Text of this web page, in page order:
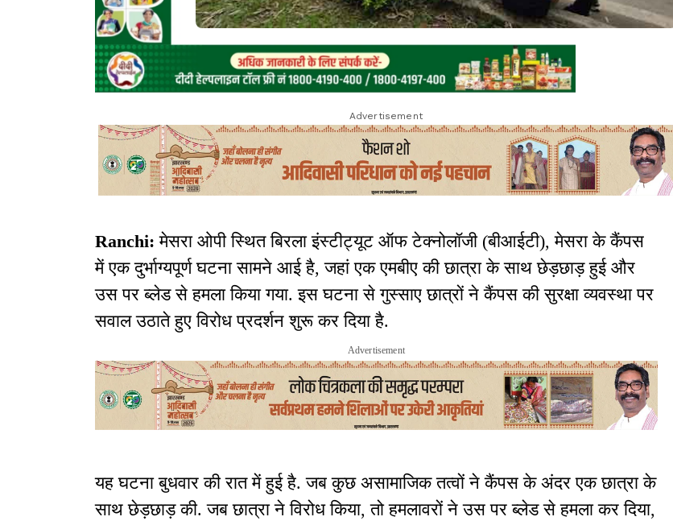
Advertisement
Ranchi: मेसरा ओपी स्थित बिरला इंस्टीट्यूट ऑफ टेक्नोलॉजी (बीआईटी), मेसरा के कैंपस
में एक दुर्भाग्यपूर्ण घटना सामने आई है, जहां एक एमबीए की छात्रा के साथ छेड़छाड़ हुई और
उस पर ब्लेड से हमला किया गया. इस घटना से गुस्साए छात्रों ने कैंपस की सुरक्षा व्यवस्था पर
सवाल उठाते हुए विरोध प्रदर्शन शुरू कर दिया है.
Advertisement
यह घटना बुधवार की रात में हुई है. जब कुछ असामाजिक तत्वों ने कैंपस के अंदर एक छात्रा के
साथ छेड़छाड़ की. जब छात्रा ने विरोध किया, तो हमलावरों ने उस पर ब्लेड से हमला कर दिया,